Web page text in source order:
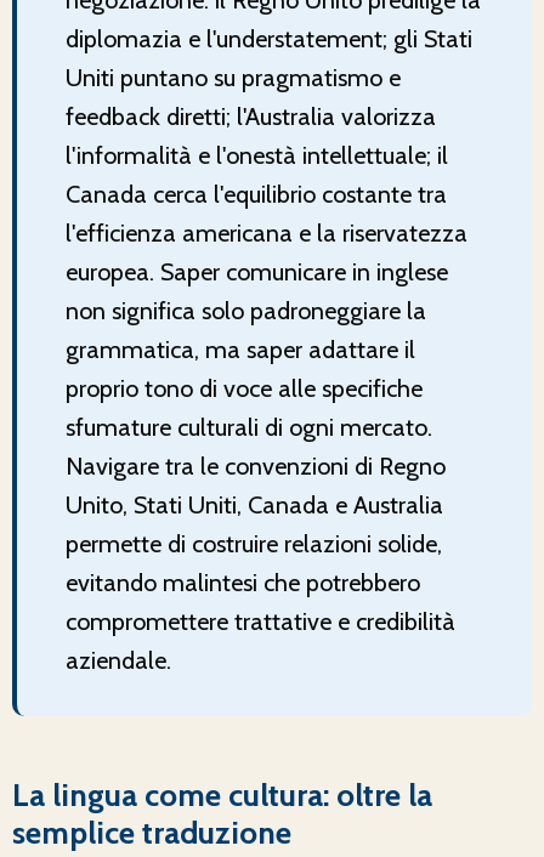
diplomazia e l'understatement; gli Stati
Uniti puntano su pragmatismo e
feedback diretti; l'Australia valorizza
l'informalità e l'onestà intellettuale; il
Canada cerca l'equilibrio costante tra
l'efficienza americana e la riservatezza
europea. Saper comunicare in inglese
non significa solo padroneggiare la
grammatica, ma saper adattare il
proprio tono di voce alle specifiche
sfumature culturali di ogni mercato.
Navigare tra le convenzioni di Regno
Unito, Stati Uniti, Canada e Australia
permette di costruire relazioni solide,
evitando malintesi che potrebbero
compromettere trattative e credibilità
aziendale.
La lingua come cultura: oltre la
semplice traduzione